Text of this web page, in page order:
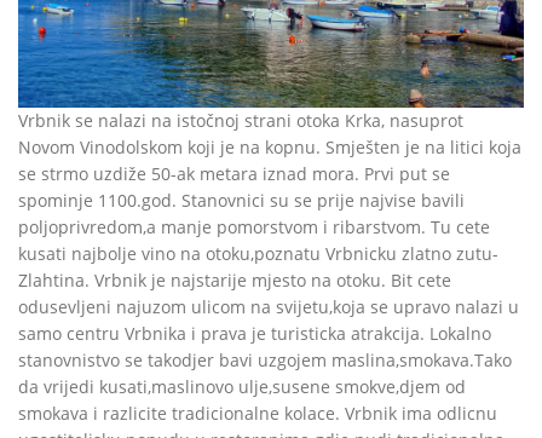
Vrbnik se nalazi na istočnoj strani otoka Krka, nasuprot
Novom Vinodolskom koji je na kopnu. Smješten je na litici koja
se strmo uzdiže 50-ak metara iznad mora. Prvi put se
spominje 1100.god. Stanovnici su se prije najvise bavili
poljoprivredom,a manje pomorstvom i ribarstvom. Tu cete
kusati najbolje vino na otoku,poznatu Vrbnicku zlatno zutu-
Zlahtina. Vrbnik je najstarije mjesto na otoku. Bit cete
odusevljeni najuzom ulicom na svijetu,koja se upravo nalazi u
samo centru Vrbnika i prava je turisticka atrakcija. Lokalno
stanovnistvo se takodjer bavi uzgojem maslina,smokava.Tako
da vrijedi kusati,maslinovo ulje,susene smokve,djem od
smokava i razlicite tradicionalne kolace. Vrbnik ima odlicnu